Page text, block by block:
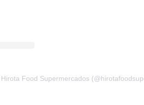
Food Supermercados